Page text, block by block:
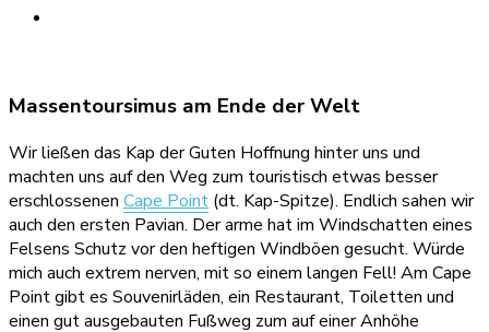
Massentoursimus am Ende der Welt
Wir ließen das Kap der Guten Hoffnung hinter uns und
machten uns auf den Weg zum touristisch etwas besser
erschlossenen Cape Point (dt. Kap-Spitze). Endlich sahen wir
auch den ersten Pavian. Der arme hat im Windschatten eines
Felsens Schutz vor den heftigen Windböen gesucht. Würde
mich auch extrem nerven, mit so einem langen Fell! Am Cape
Point gibt es Souvenirläden, ein Restaurant, Toiletten und
einen gut ausgebauten Fußweg zum auf einer Anhöhe